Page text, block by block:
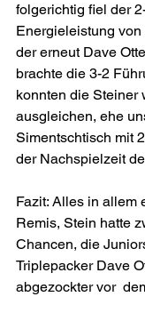
folgerichtig fiel der
Energieleistung
der erneut Dave
brachte die 3-2
konnten die Steiner
ausgleichen, ehe
Simentschtisch mit
der Nachspielzeit
Fazit: Alles in allem
Remis, Stein hatte
Chancen, die
Triplepacker Dave
abgezockter vor